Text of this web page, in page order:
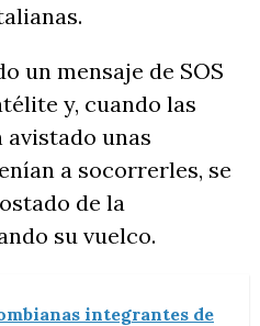
un mensaje de SOS
y, cuando las
avistado unas
a socorrerles, se
de la
su vuelco.
integrantes de